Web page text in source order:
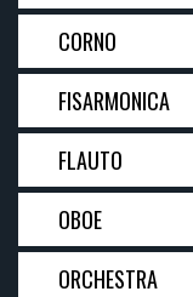
CORNO
FISARMONICA
FLAUTO
OBOE
ORCHESTRA